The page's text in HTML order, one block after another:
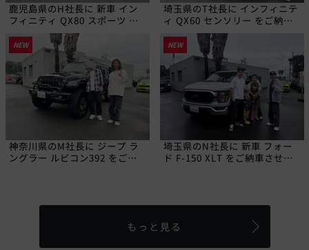
鹿児島県のH社長に 新車 イン
フィニティ QX80 スポーツ を
ご納車させていただきました!
埼玉県のT社長に インフィニテ
ィ QX60 センソリー をご納車
させていただきました!
NEW
神奈川県のM社長に ジープ ラ
ングラー ルビコン392 をご納
NEW
埼玉県のN社長に 新車 フォー
ド F-150 XLT をご納車させて
もっと見る